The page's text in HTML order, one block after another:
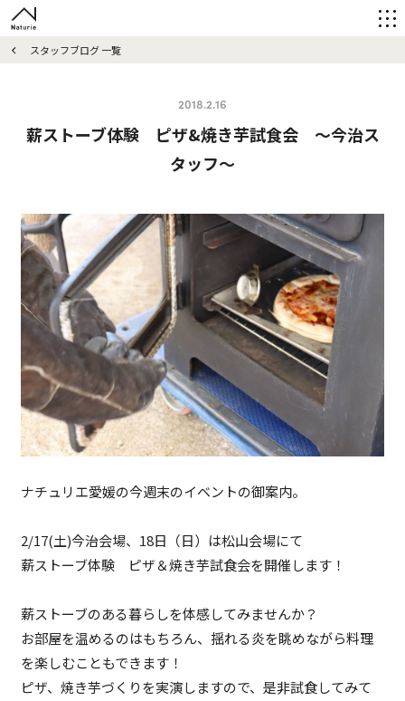
スタッフブログ 一覧
2018.2.16
薪ストーブ体験 ピザ&焼き芋試食会 ～今治ス
タッフ～
ナチュリエ愛媛の今週末のイベントの御案内。
2/17(土)今治会場、18日（日）は松山会場にて
薪ストーブ体験 ピザ＆焼き芋試食会を開催します！
薪ストーブのある暮らしを体感してみませんか？
お部屋を温めるのはもちろん、揺れる炎を眺めながら料理
を楽しむこともできます！
ピザ、焼き芋づくりを実演しますので、是非試食してみて